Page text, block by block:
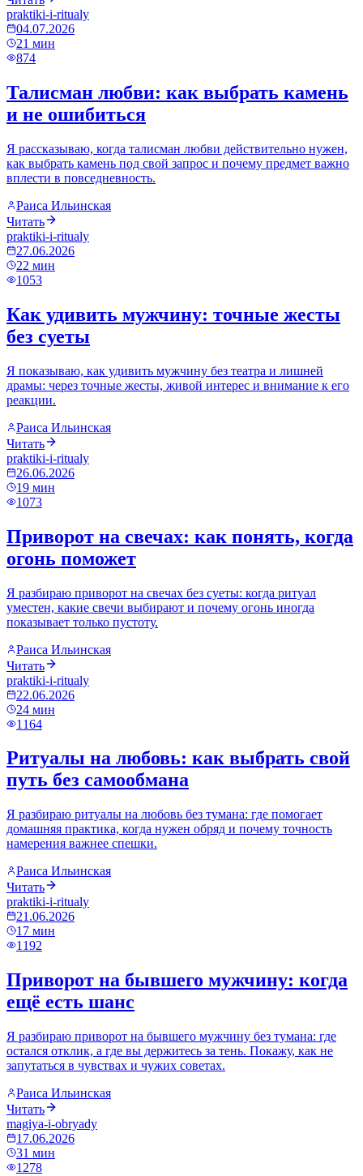
praktiki-i-ritualy
04.07.2026
21 мин
874
Талисман любви: как выбрать камень
и не ошибиться
Я рассказываю, когда талисман любви действительно нужен,
как выбрать камень под свой запрос и почему предмет важно
вплести в повседневность.
Раиса Ильинская
Читать
praktiki-i-ritualy
27.06.2026
22 мин
1053
Как удивить мужчину: точные жесты
без суеты
Я показываю, как удивить мужчину без театра и лишней
драмы: через точные жесты, живой интерес и внимание к его
реакции.
Раиса Ильинская
Читать
praktiki-i-ritualy
26.06.2026
19 мин
1073
Приворот на свечах: как понять, когда
огонь поможет
Я разбираю приворот на свечах без суеты: когда ритуал
уместен, какие свечи выбирают и почему огонь иногда
показывает только пустоту.
Раиса Ильинская
Читать
praktiki-i-ritualy
22.06.2026
24 мин
1164
Ритуалы на любовь: как выбрать свой
путь без самообмана
Я разбираю ритуалы на любовь без тумана: где помогает
домашняя практика, когда нужен обряд и почему точность
намерения важнее спешки.
Раиса Ильинская
Читать
praktiki-i-ritualy
21.06.2026
17 мин
1192
Приворот на бывшего мужчину: когда
ещё есть шанс
Я разбираю приворот на бывшего мужчину без тумана: где
остался отклик, а где вы держитесь за тень. Покажу, как не
запутаться в чувствах и чужих советах.
Раиса Ильинская
Читать
magiya-i-obryady
17.06.2026
31 мин
1278